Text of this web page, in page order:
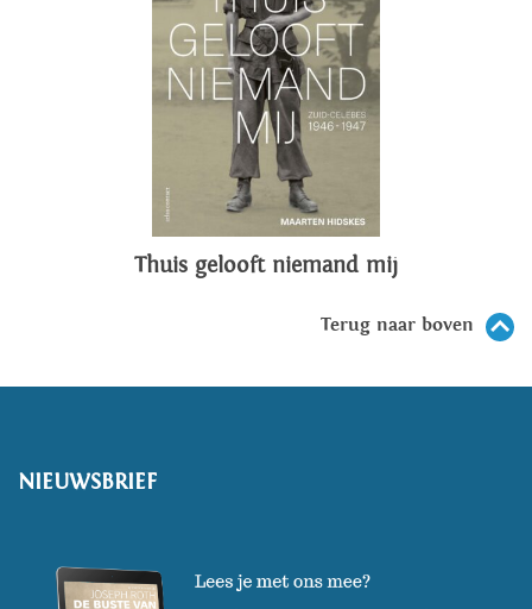
Thuis gelooft niemand mij
Terug naar boven
NIEUWSBRIEF